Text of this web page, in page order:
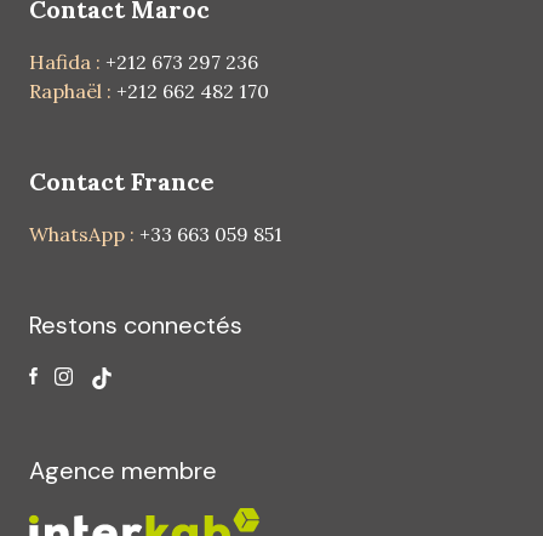
Contact France
WhatsApp : +33 663 059 851
Contact Maroc
Hafida : +212 673 297 236
Raphaël : +212 662 482 170
Restons connectés
Agence membre